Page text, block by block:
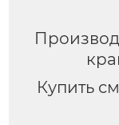
Купить